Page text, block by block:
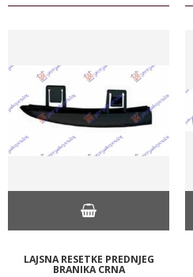
LAJSNA RESETKE PREDNJEG
BRANIKA CRNA